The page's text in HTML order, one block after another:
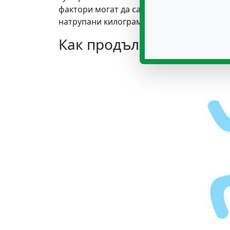
фактори могат да са наследствената
натрупани килограми и др.
Как продължи втората